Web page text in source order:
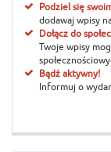
Podziel się
dodawaj wpisy
Dołącz do
Twoje wpisy
Bądź aktywny!
Informuj o